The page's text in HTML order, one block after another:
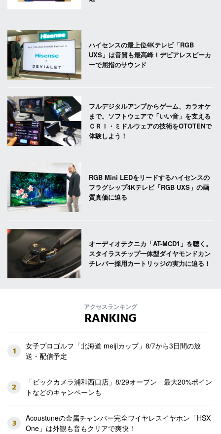
ハイセンスの最上位4Kテレビ「RGB
UXS」は音質も最高峰！デビアレスピーカ
ーで屈指のサウンド
フルデジタルアンプからゲーム、カラオケ
まで。ソフトウェアで「いい音」を支える
ＣＲＩ・ミドルウェアの技術をOTOTENで
体験しよう！
RGB Mini LEDをリードするハイセンスの
フラグシップ4Kテレビ「RGB UXS」の画
質真価に迫る
オーディオテクニカ「AT-MCD1」を聴く。
スタイラスチップ一体型ダイヤモンドカン
チレバー採用カートリッジの実力に迫る！
アクセスランキング
RANKING
1
女子プロゴルフ「北海道 meijiカップ」8/7から3日間の放
送・配信予定
2
「ビックカメラ浦和西口店」8/29オープン 最大20%ポイン
トなどのキャンペーンも
3
Acoustuneの金属チャンバー完全ワイヤレスイヤホン「HSX
One」は外観も音もクリアで爽快！